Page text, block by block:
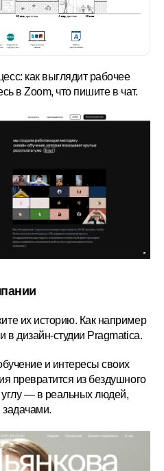
как выглядит рабочее
в Zoom, что пишите в чат.
их историю. Как например
в дизайн-студии Pragmatica.
и интересы своих
превратится из бездушного
— в реальных людей,